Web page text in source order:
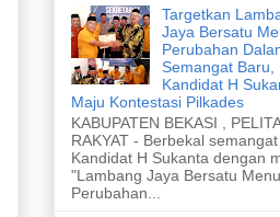
Targetkan
Jaya Bersatu
Perubahan
Semangat Baru,
Kandidat H
Maju Kontestasi Pilkades
KABUPATEN BEKASI , PELITA
RAKYAT - Berbekal
Kandidat H Sukanta dengan
"Lambang Jaya Bersatu
Perubahan...